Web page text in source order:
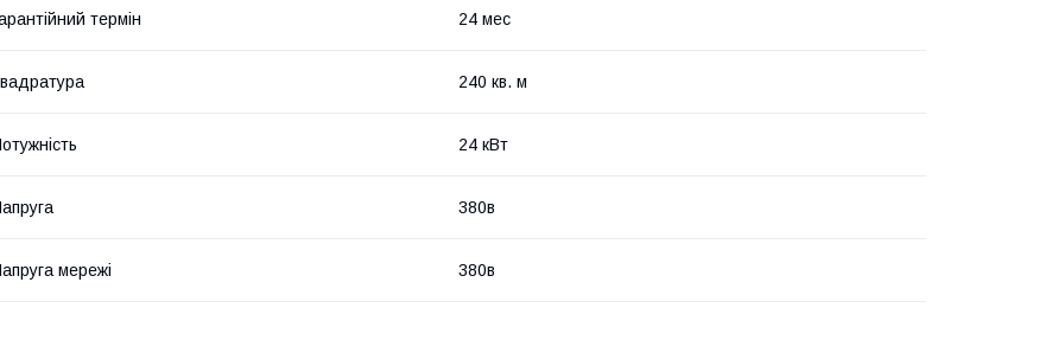
термін 24 мес
240 кв. м
24 кВт
380в
мережі 380в